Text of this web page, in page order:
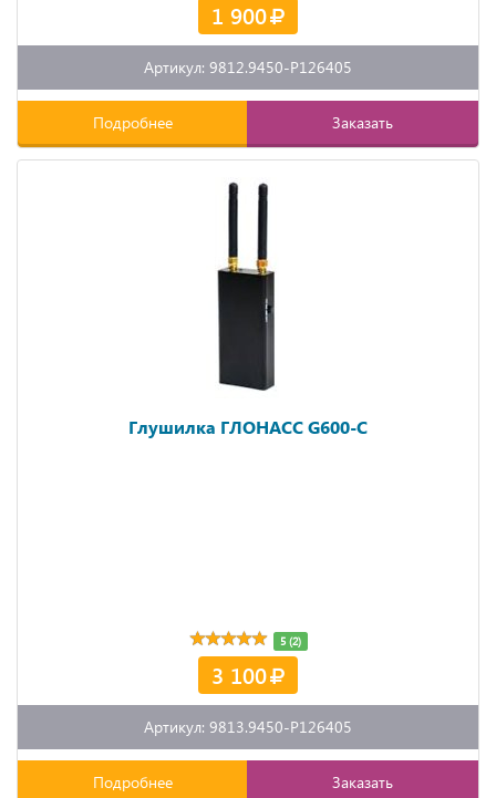
1 900
Артикул: 9812.9450-P126405
Подробнее Заказать
Глушилка ГЛОНАСС G600-C
5 (2)
3 100
Артикул: 9813.9450-P126405
Подробнее Заказать